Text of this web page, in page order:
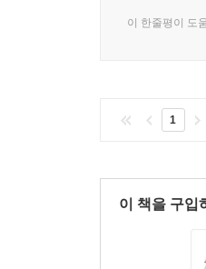
이 한줄평이 도
1
이 책을 구입